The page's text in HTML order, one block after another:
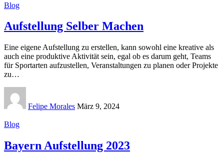
Blog
Aufstellung Selber Machen
Eine eigene Aufstellung zu erstellen, kann sowohl eine kreative als
auch eine produktive Aktivität sein, egal ob es darum geht, Teams
für Sportarten aufzustellen, Veranstaltungen zu planen oder Projekte
zu…
Felipe Morales März 9, 2024
Blog
Bayern Aufstellung 2023